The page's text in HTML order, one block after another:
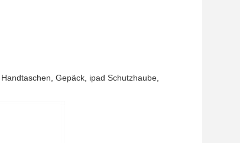
Gepäck, ipad Schutzhaube,